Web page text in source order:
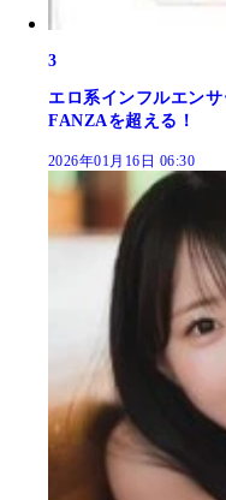
3
エロ系インフルエン
FANZAを超える！
2026年01月16日 06:30